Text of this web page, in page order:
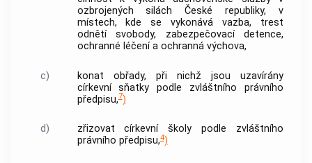
ozbrojených silách České republiky, v
místech, kde se vykonává vazba, trest
odnětí svobody, zabezpečovací detence,
ochranné léčení a ochranná výchova,
c)
konat obřady, při nichž jsou uzavírány
církevní sňatky podle zvláštního právního
předpisu,7)
d)
zřizovat církevní školy podle zvláštního
právního předpisu,4)